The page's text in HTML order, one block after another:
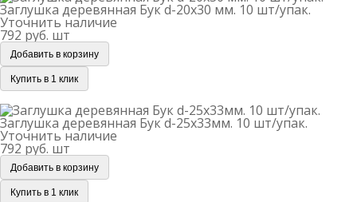
Заглушка деревянная Бук d-20х30 мм. 10 шт/упак.
Уточнить наличие
792 руб. шт
Добавить в корзину
Купить в 1 клик
Заглушка деревянная Бук d-25х33мм. 10 шт/упак.
Уточнить наличие
792 руб. шт
Добавить в корзину
Купить в 1 клик